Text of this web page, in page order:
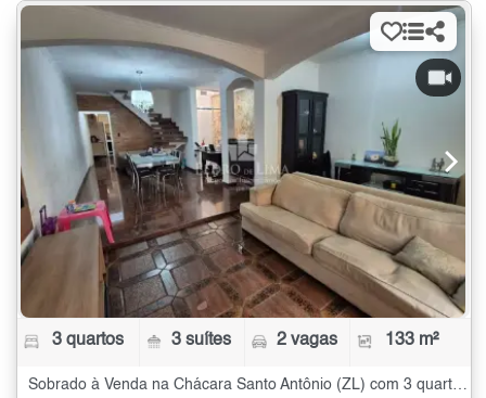
3 quartos 3 suítes 2 vagas 133 m²
Sobrado à Venda na Chácara Santo Antônio (ZL) com 3 quartos - 133 m²